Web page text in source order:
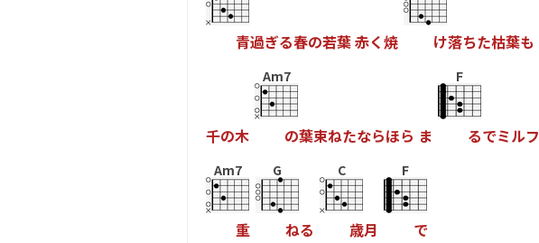
青過ぎる春の若葉赤く焼 け落ちた枯葉も
千の木
Am7
の葉束ねたならほら ま
F
るでミルフ
Am7
重
G
ねる
C
歳月
F
で